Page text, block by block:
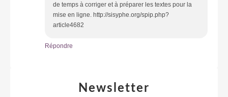
de temps à corriger et à préparer les textes pour la
mise en ligne. http://sisyphe.org/spip.php?
article4682
Répondre
Newsletter